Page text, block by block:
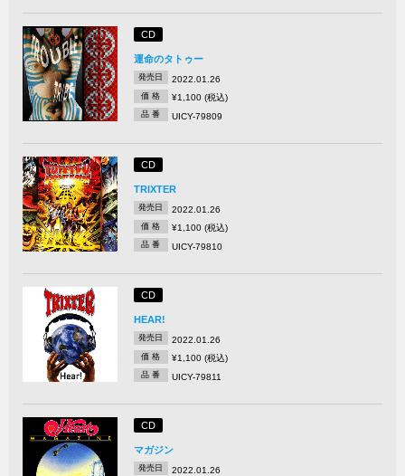
CD
運命のタトゥー
発売日 2022.01.26
価 格 ¥1,100 (税込)
品 番 UICY-79809
CD
TRIXTER
発売日 2022.01.26
価 格 ¥1,100 (税込)
品 番 UICY-79810
CD
HEAR!
発売日 2022.01.26
価 格 ¥1,100 (税込)
品 番 UICY-79811
CD
マガジン
発売日 2022.01.26